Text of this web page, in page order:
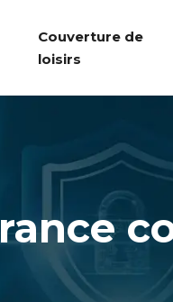
Couverture de
loisirs